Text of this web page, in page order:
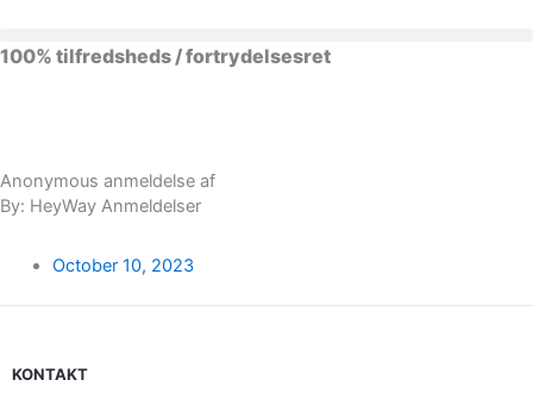
content
100% tilfredsheds / fortrydelsesret
Anonymous anmeldelse af
By: HeyWay Anmeldelser
October 10, 2023
KONTAKT